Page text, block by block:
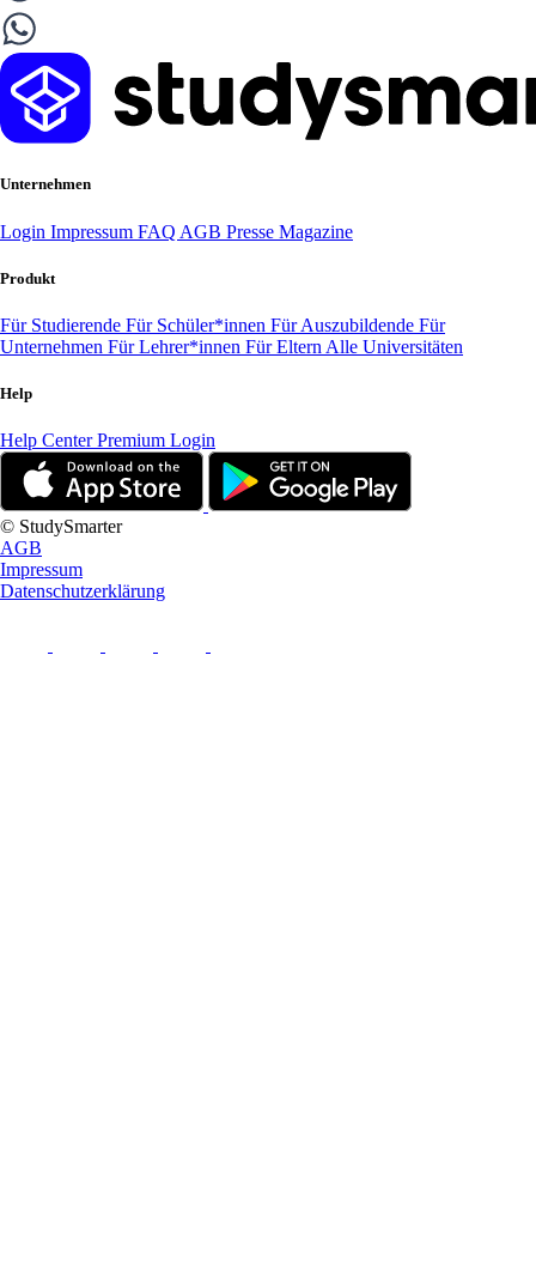
Unternehmen
Login Impressum FAQ AGB Presse Magazine
Produkt
Für Studierende Für Schüler*innen Für Auszubildende Für
Unternehmen Für Lehrer*innen Für Eltern Alle Universitäten
Help
Help CenterPremium Login
© StudySmarter
AGB
Impressum
Datenschutzerklärung